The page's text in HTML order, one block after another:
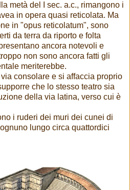
metà del I sec. a.c., rimangono i
in opera quasi reticolata. Ma
in "opus reticolatum", sono
da terra da riporto e folta
ancora notevoli e
non sono ancora fatti gli
meriterebbe.
consolare e si affaccia proprio
che lo stesso teatro sia
della via latina, verso cui è
i ruderi dei muri dei cunei di
lungo circa quattordici